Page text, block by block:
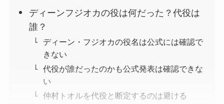
ディーンフジオカの役は何だった？代役は
誰？
ディーン・フジオカの役名は公式には確認で
きない
代役が誰だったのかも公式発表は確認できな
い
仲村トオルを代役と断定するのは避ける